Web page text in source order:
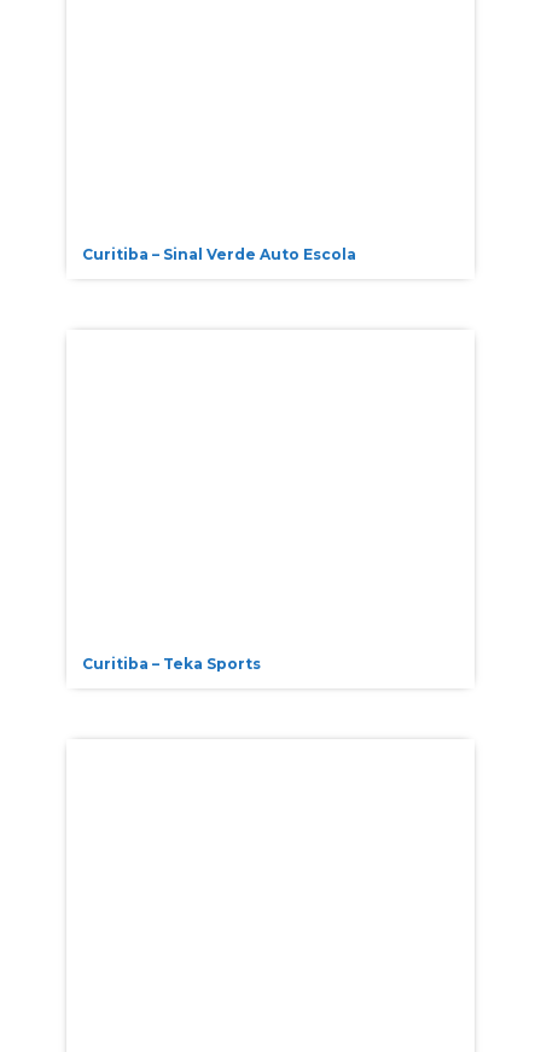
Curitiba – Sinal Verde Auto Escola
Curitiba – Teka Sports